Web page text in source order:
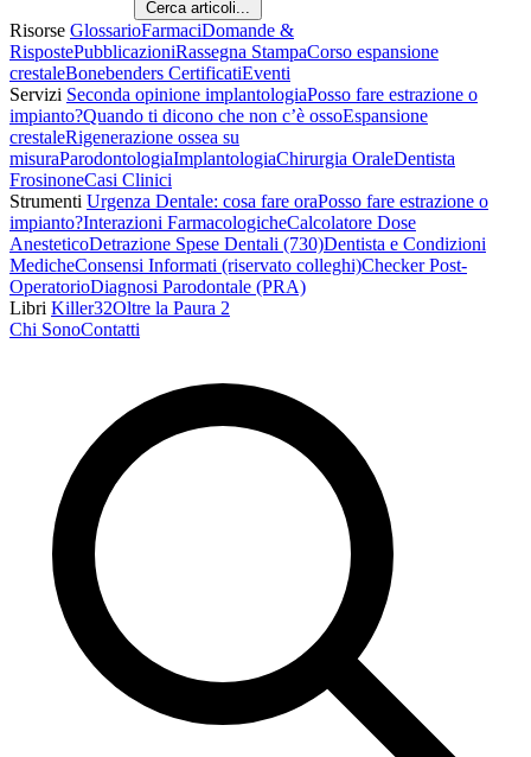
Cerca articoli...
Risorse GlossarioFarmaciDomande &
RispostePubblicazioniRassegna StampaCorso espansione
crestaleBonebenders CertificatiEventi
Servizi Seconda opinione implantologiaPosso fare estrazione o
impianto?Quando ti dicono che non c’è ossoEspansione
crestaleRigenerazione ossea su
misuraParodontologiaImplantologiaChirurgia OraleDentista
FrosinoneCasi Clinici
Strumenti Urgenza Dentale: cosa fare oraPosso fare estrazione o
impianto?Interazioni FarmacologicheCalcolatore Dose
AnesteticoDetrazione Spese Dentali (730)Dentista e Condizioni
MedicheConsensi Informati (riservato colleghi)Checker Post-
OperatorioDiagnosi Parodontale (PRA)
Libri Killer32Oltre la Paura 2
Chi SonoContatti